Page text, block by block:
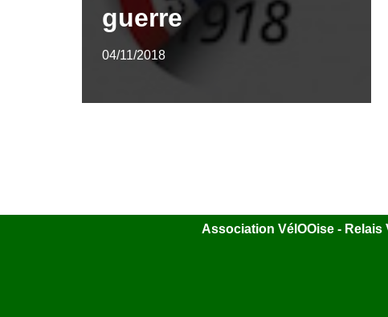
guerre
04/11/2018
Association VélOOise - Relais